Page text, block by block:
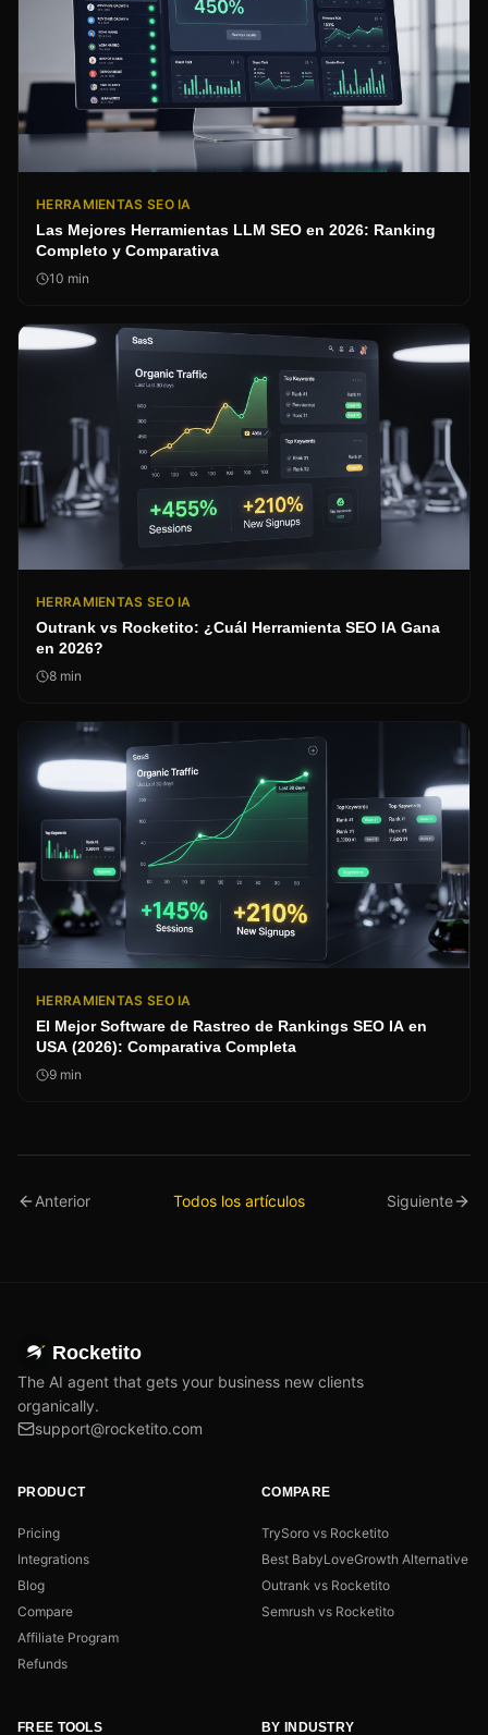
HERRAMIENTAS SEO IA
Las Mejores Herramientas LLM SEO en 2026: Ranking
Completo y Comparativa
10 min
HERRAMIENTAS SEO IA
Outrank vs Rocketito: ¿Cuál Herramienta SEO IA Gana
en 2026?
8 min
HERRAMIENTAS SEO IA
El Mejor Software de Rastreo de Rankings SEO IA en
USA (2026): Comparativa Completa
9 min
Anterior Todos los artículos Siguiente
Rocketito
The AI agent that gets your business new clients
organically.
support@rocketito.com
PRODUCT
Pricing
Integrations
Blog
Compare
Affiliate Program
Refunds
COMPARE
TrySoro vs Rocketito
Best BabyLoveGrowth Alternative
Outrank vs Rocketito
Semrush vs Rocketito
FREE TOOLS BY INDUSTRY